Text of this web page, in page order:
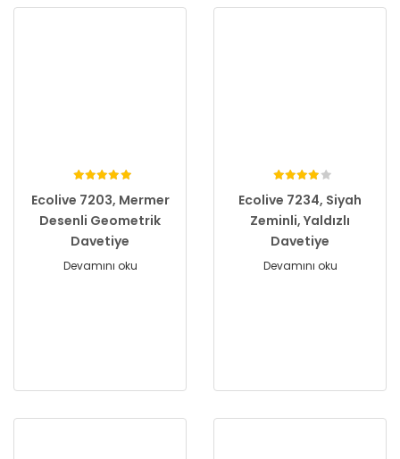
Ecolive 7203, Mermer
Desenli Geometrik
Davetiye
Devamını oku
Ecolive 7234, Siyah
Zeminli, Yaldızlı
Davetiye
Devamını oku